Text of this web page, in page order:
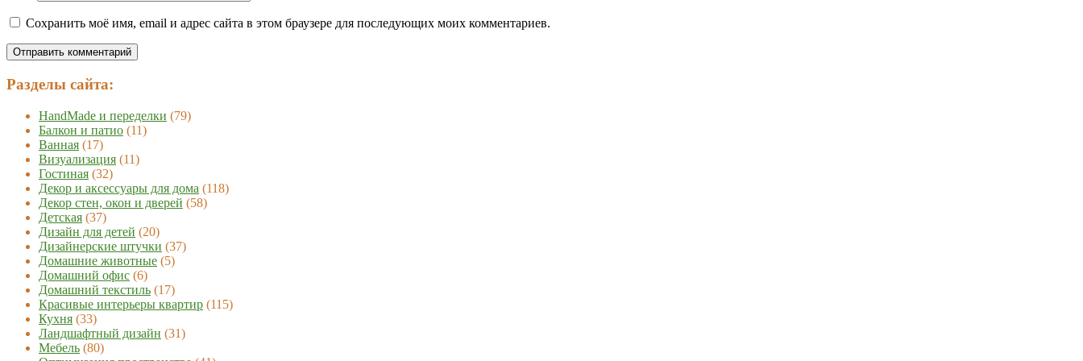
Сохранить моё имя, email и адрес сайта в этом браузере для последующих моих комментариев.
Разделы сайта:
HandMade и переделки (79)
Балкон и патио (11)
Ванная (17)
Визуализация (11)
Гостиная (32)
Декор и аксессуары для дома (118)
Декор стен, окон и дверей (58)
Детская (37)
Дизайн для детей (20)
Дизайнерские штучки (37)
Домашние животные (5)
Домашний офис (6)
Домашний текстиль (17)
Красивые интерьеры квартир (115)
Кухня (33)
Ландшафтный дизайн (31)
Мебель (80)